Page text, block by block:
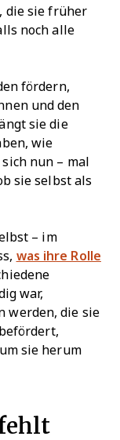
die sie früher
noch alle
fördern,
und den
sie die
wie
nun – mal
sie selbst als
– im
was ihre Rolle
war,
werden, die sie
sie herum